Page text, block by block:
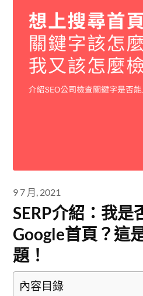
9 7 月, 2021
SERP介紹：我是
Google首頁？這
題！
內容目錄